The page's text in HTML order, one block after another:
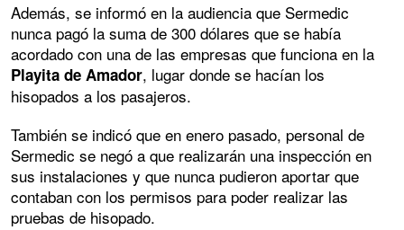
Además, se informó en la audiencia que Sermedic
nunca pagó la suma de 300 dólares que se había
acordado con una de las empresas que funciona en la
Playita de Amador, lugar donde se hacían los
hisopados a los pasajeros.
También se indicó que en enero pasado, personal de
Sermedic se negó a que realizarán una inspección en
sus instalaciones y que nunca pudieron aportar que
contaban con los permisos para poder realizar las
pruebas de hisopado.